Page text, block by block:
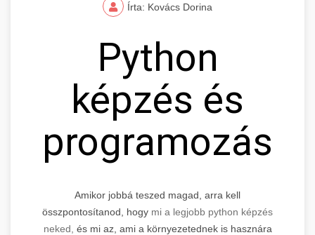
Írta: Kovács Dorina
Python
képzés és
programozás
Amikor jobbá teszed magad, arra kell
összpontosítanod, hogy mi a legjobb python képzés
neked, és mi az, ami a környezetednek is hasznára